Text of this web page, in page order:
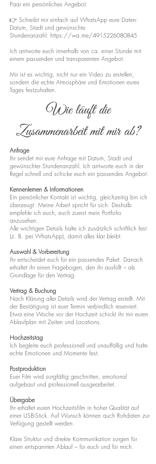
Paar ein persönliches Angebot.
👉 Schreibt mir einfach auf WhatsApp eure Daten:
Datum, Stadt und gewünschte
Stundenanzahl: https://wa.me/4915226080845
Ich antworte euch innerhalb von ca. einer Stunde mit
einem passenden und transparenten Angebot.
Mir ist es wichtig, nicht nur ein Video zu erstellen,
sondern die echte Atmosphäre und Emotionen eures
Tages festzuhalten.
Wie läuft die
Zusammenarbeit mit mir ab?
Anfrage
Ihr sendet mir eure Anfrage mit Datum, Stadt und
gewünschter Stundenanzahl. Ich antworte euch in der
Regel schnell und schicke euch ein passendes Angebot.
Kennenlernen & Informationen
Ein persönlicher Kontakt ist wichtig, gleichzeitig bin ich
überzeugt: Meine Arbeit spricht für sich. Deshalb
empfehle ich euch, euch zuerst mein Portfolio
anzusehen.
Alle wichtigen Details halte ich zusätzlich schriftlich fest
(z. B. per WhatsApp), damit alles klar bleibt.
Auswahl & Vorbereitung
Ihr entscheidet euch für ein passendes Paket. Danach
erhaltet ihr einen Fragebogen, den ihr ausfüllt – als
Grundlage für den Vertrag.
Vertrag & Buchung
Nach Klärung aller Details wird der Vertrag erstellt. Mit
der Bestätigung ist euer Termin verbindlich reserviert.
Etwa eine Woche vor der Hochzeit schickt ihr mir euren
Ablaufplan mit Zeiten und Locations.
Hochzeitstag
Ich begleite euch professionell und unauffällig und halte
echte Emotionen und Momente fest.
Postproduktion
Euer Film wird sorgfältig geschnitten, emotional
aufgebaut und professionell ausgearbeitet.
Übergabe
Ihr erhaltet euren Hochzeitsfilm in hoher Qualität auf
einer USB-Stick. Auf Wunsch können auch Rohdaten zur
Verfügung gestellt werden.
Klare Struktur und direkte Kommunikation sorgen für
einen entspannten Ablauf – für euch und für mich.